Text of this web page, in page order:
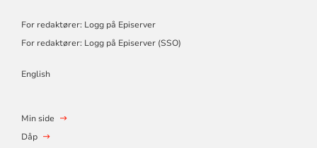
For redaktører: Logg på Episerver
For redaktører: Logg på Episerver (SSO)
English
Min side
Dåp